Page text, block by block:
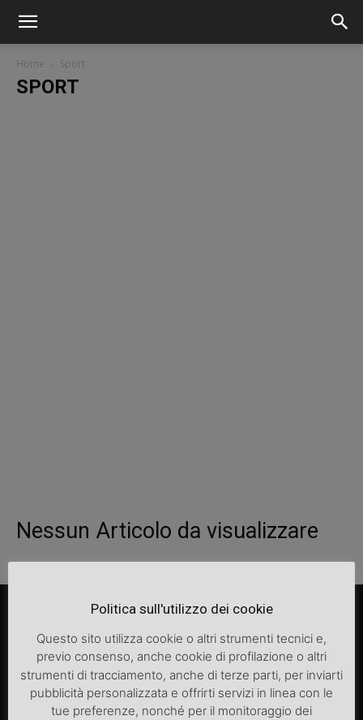
Home Sport
SPORT
Nessun Articolo da visualizzare
Politica sull'utilizzo dei cookie
Questo sito utilizza cookie o altri strumenti tecnici e,
previo consenso, anche cookie di profilazione o altri
strumenti di tracciamento, anche di terze parti, per inviarti
pubblicità personalizzata e offrirti servizi in linea con le
tue preferenze, nonché per il monitoraggio dei